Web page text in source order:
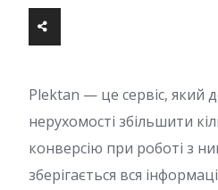
Plektan — це сервіс, який
нерухомості збільшити
конверсію при роботі з
зберігається вся